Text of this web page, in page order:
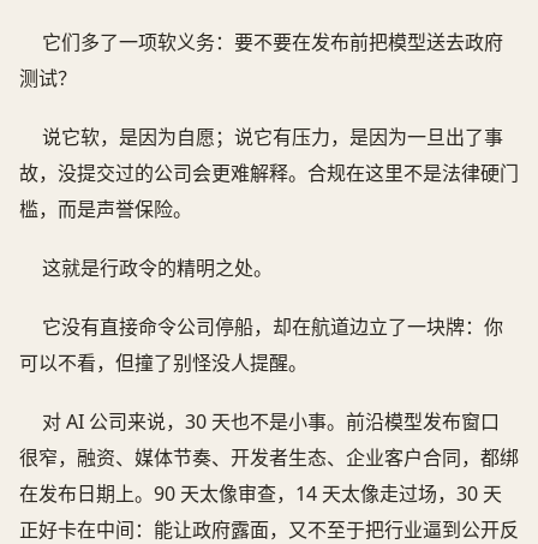
它们多了一项软义务：要不要在发布前把模型送去政府
测试？
说它软，是因为自愿；说它有压力，是因为一旦出了事
故，没提交过的公司会更难解释。合规在这里不是法律硬门
槛，而是声誉保险。
这就是行政令的精明之处。
它没有直接命令公司停船，却在航道边立了一块牌：你
可以不看，但撞了别怪没人提醒。
对 AI 公司来说，30 天也不是小事。前沿模型发布窗口
很窄，融资、媒体节奏、开发者生态、企业客户合同，都绑
在发布日期上。90 天太像审查，14 天太像走过场，30 天
正好卡在中间：能让政府露面，又不至于把行业逼到公开反